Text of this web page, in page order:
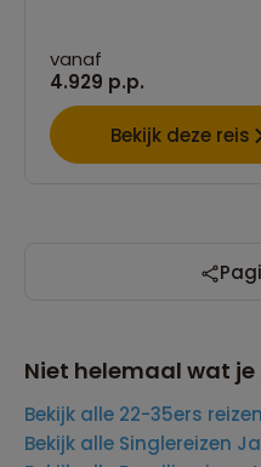
vanaf
4.929 p.p.
Bekijk deze reis
Niet helemaal wat je
Bekijk alle 22-35ers
Bekijk alle Singlereizen